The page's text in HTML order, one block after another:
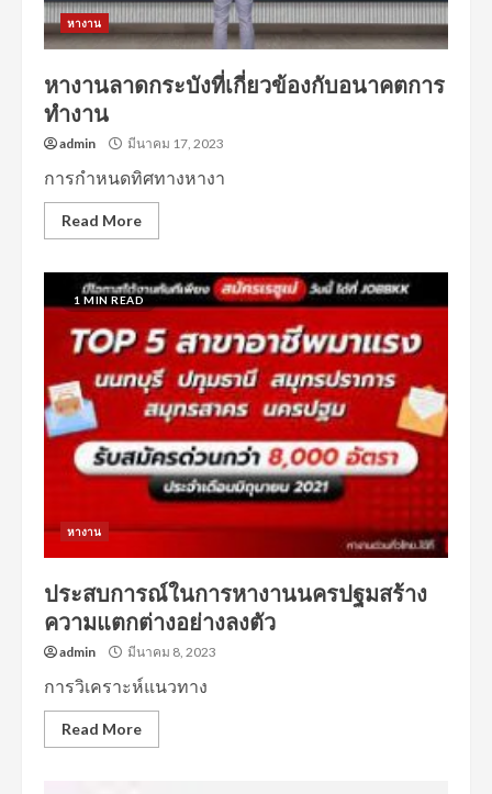
หางาน
หางานลาดกระบังที่เกี่ยวข้องกับอนาคตการ
ทำงาน
admin มีนาคม 17, 2023
การกำหนดทิศทางหางา
Read More
1 MIN READ
หางาน
ประสบการณ์ในการหางานนครปฐมสร้าง
ความแตกต่างอย่างลงตัว
admin มีนาคม 8, 2023
การวิเคราะห์แนวทาง
Read More